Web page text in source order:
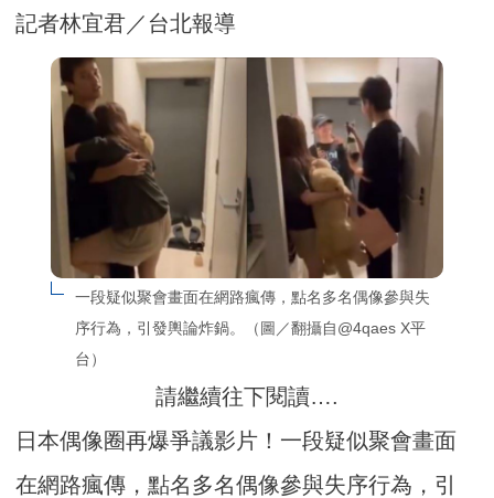
記者林宜君／台北報導
一段疑似聚會畫面在網路瘋傳，點名多名偶像參與失
序行為，引發輿論炸鍋。（圖／翻攝自@4qaes X平
台）
請繼續往下閱讀….
日本偶像圈再爆爭議影片！一段疑似聚會畫面
在網路瘋傳，點名多名偶像參與失序行為，引